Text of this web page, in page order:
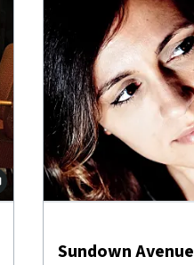
Sundown Avenue